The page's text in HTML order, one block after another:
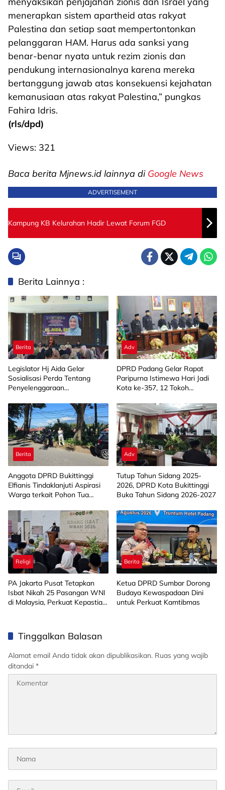
menerapkan sistem apartheid atas rakyat
Palestina dan setiap saat mempertontonkan
pelanggaran HAM. Harus ada sanksi yang
benar-benar nyata untuk rezim zionis dan
pendukung internasionalnya karena mereka
bertanggung jawab atas konsekuensi kejahatan
kemanusiaan atas rakyat Palestina,” pungkas
Fahira Idris.
(rls/dpd)
Views: 321
Baca berita Mjnews.id lainnya di Google News
ADVERTISEMENT
Kampung KB Kelurahan Hadir Lewat Forum FGD
Berita Lainnya :
Berita
Legislator Hj Aida Gelar
Sosialisasi Perda Tentang
Penyelenggaraan
Limapuluh Kota
Adv
DPRD Padang Gelar Rapat
Paripurna Istimewa Hari Jadi
Kota ke-357, 12 Tokoh
Penghargaan
Berita
Anggota DPRD Bukittinggi
Elfianis Tindaklanjuti Aspirasi
Warga terkait Pohon Tua
Adv
Tutup Tahun Sidang 2025-
2026, DPRD Kota Bukittinggi
Buka Tahun Sidang 2026-2027
Religi
PA Jakarta Pusat Tetapkan
Isbat Nikah 25 Pasangan WNI
di Malaysia, Perkuat Kepastian
Berita
Ketua DPRD Sumbar Dorong
Budaya Kewaspadaan Dini
untuk Perkuat Kamtibmas
Tinggalkan Balasan
Alamat email Anda tidak akan dipublikasikan. Ruas yang wajib
ditandai *